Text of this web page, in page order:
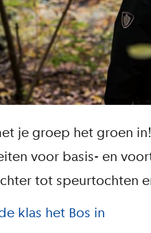
je groep het groen
voor basis- en
tot speurtochten
klas het Bos in